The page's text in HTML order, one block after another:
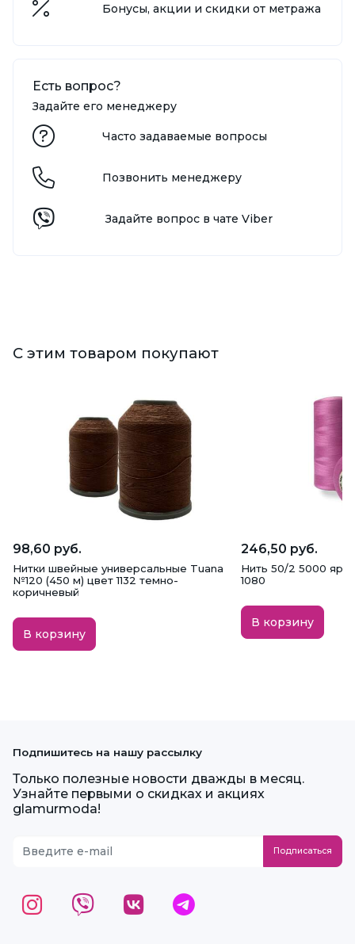
Бонусы, акции и скидки от метража
Есть вопрос?
Задайте его менеджеру
Часто задаваемые вопросы
Позвонить менеджеру
Задайте вопрос в чате Viber
С этим товаром покупают
98,60 руб.
Нитки швейные универсальные Tuana
№120 (450 м) цвет 1132 темно-
коричневый
В корзину
246,50 руб.
Нить 50/2 5000
1080
В корзину
Подпишитесь на нашу рассылку
Только полезные новости дважды в месяц.
Узнайте первыми о скидках и акциях
glamurmoda!